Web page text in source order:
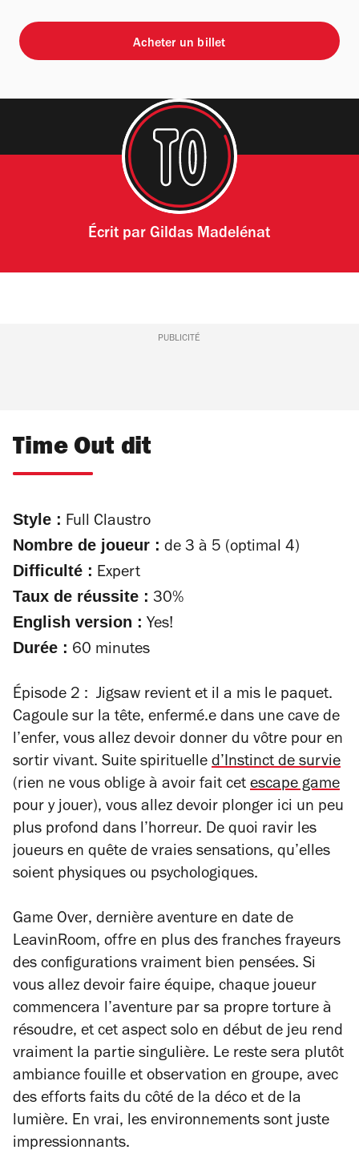
Acheter un billet
Écrit parGildas Madelénat
PUBLICITÉ
Time Out dit
Style : Full Claustro
Nombre de joueur : de 3 à 5 (optimal 4)
Difficulté : Expert
Taux de réussite : 30%
English version : Yes!
Durée : 60 minutes
Épisode 2 : Jigsaw revient et il a mis le paquet.
Cagoule sur la tête, enfermé.e dans une cave de
l’enfer, vous allez devoir donner du vôtre pour en
sortir vivant. Suite spirituelle d’Instinct de survie
(rien ne vous oblige à avoir fait cet escape game
pour y jouer), vous allez devoir plonger ici un peu
plus profond dans l’horreur. De quoi ravir les
joueurs en quête de vraies sensations, qu’elles
soient physiques ou psychologiques.
Game Over, dernière aventure en date de
LeavinRoom, offre en plus des franches frayeurs
des configurations vraiment bien pensées. Si
vous allez devoir faire équipe, chaque joueur
commencera l’aventure par sa propre torture à
résoudre, et cet aspect solo en début de jeu rend
vraiment la partie singulière. Le reste sera plutôt
ambiance fouille et observation en groupe, avec
des efforts faits du côté de la déco et de la
lumière. En vrai, les environnements sont juste
impressionnants.